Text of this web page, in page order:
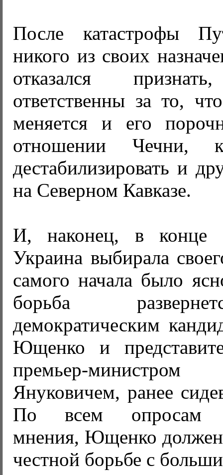
После катастрофы
никого из своих
отказался
ответственны за то,
меняется и его
отношении Чечни,
дестабилизировать и
на Северном Кавказе.
И, наконец, в конце
Украина выбирала
самого начала было
борьба
демократическим
Ющенко и
премьер-
Януковичем, ранее
По всем опросам
мнения, Ющенко должен
честной борьбе с